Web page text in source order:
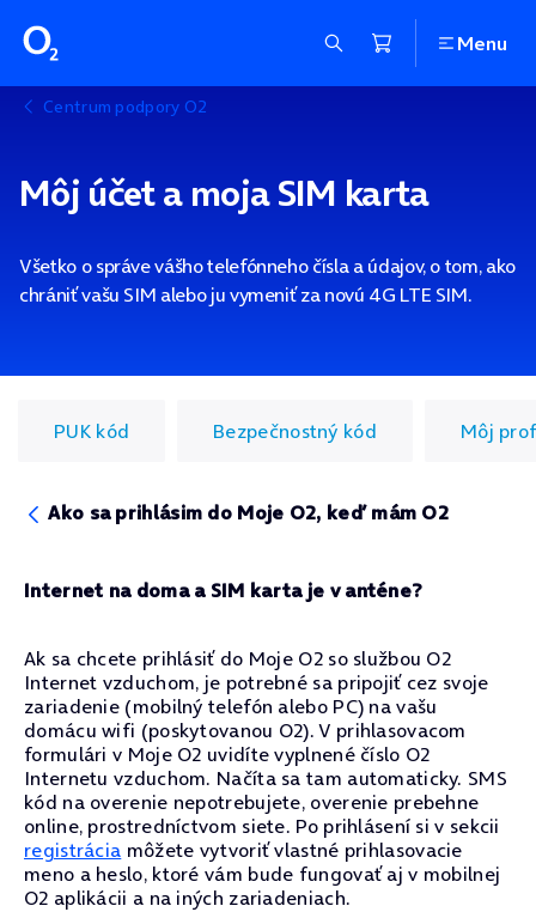
Menu
Centrum podpory O2
Môj účet a moja SIM karta
Všetko o správe vášho telefónneho čísla a údajov, o tom, ako
chrániť vašu SIM alebo ju vymeniť za novú 4G LTE SIM.
PUK kód Bezpečnostný kód Môj
Ako sa prihlásim do Moje O2, keď mám O2
Internet na doma a SIM karta je v anténe?
Ak sa chcete prihlásiť do Moje O2 so službou O2
Internet vzduchom, je potrebné sa pripojiť cez svoje
zariadenie (mobilný telefón alebo PC) na vašu
domácu wifi (poskytovanou O2). V prihlasovacom
formulári v Moje O2 uvidíte vyplnené číslo O2
Internetu vzduchom. Načíta sa tam automaticky. SMS
kód na overenie nepotrebujete, overenie prebehne
online, prostredníctvom siete. Po prihlásení si v sekcii
registrácia môžete vytvoriť vlastné prihlasovacie
meno a heslo, ktoré vám bude fungovať aj v mobilnej
O2 aplikácii a na iných zariadeniach.